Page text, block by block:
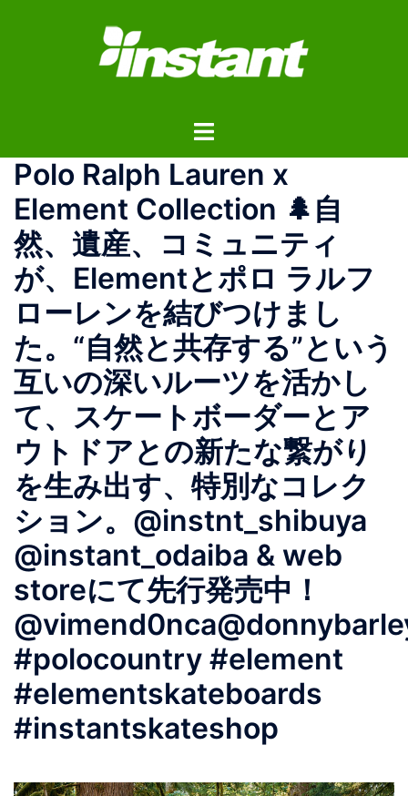
ス
ト
ル
ニ
ュ
ー
Polo Ralph Lauren x
Element Collection 🌲自
然、遺産、コミュニティ
が、Elementとポロ ラルフ
ローレンを結びつけまし
た。“自然と共存する”という
互いの深いルーツを活かし
て、スケートボーダーとア
ウトドアとの新たな繋がり
を生み出す、特別なコレク
ション。@instnt_shibuya
@instant_odaiba & web
storeにて先行発売中！
#polocountry #element
#elementskateboards
#instantskateshop